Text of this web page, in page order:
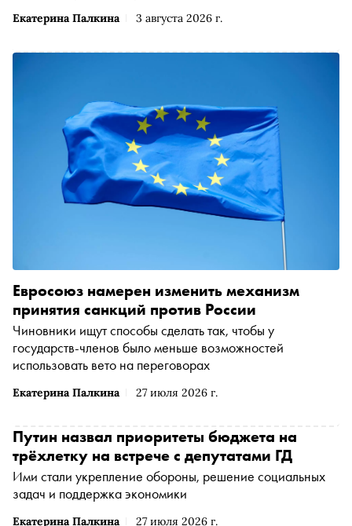
Екатерина Палкина 3 августа 2026 г.
Екатерина Палкина 27 июля 2026 г.
Евросоюз намерен изменить механизм
принятия санкций против России
Чиновники ищут способы сделать так, чтобы у
государств-членов было меньше возможностей
использовать вето на переговорах
Екатерина Палкина 27 июля 2026 г.
Путин назвал приоритеты бюджета на
трёхлетку на встрече с депутатами ГД
Ими стали укрепление обороны, решение социальных
задач и поддержка экономики